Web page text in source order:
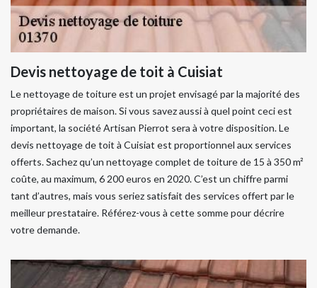
Devis nettoyage de toit à Cuisiat
Le nettoyage de toiture est un projet envisagé par la majorité des
propriétaires de maison. Si vous savez aussi à quel point ceci est
important, la société Artisan Pierrot sera à votre disposition. Le
devis nettoyage de toit à Cuisiat est proportionnel aux services
offerts. Sachez qu’un nettoyage complet de toiture de 15 à 350 m²
coûte, au maximum, 6 200 euros en 2020. C’est un chiffre parmi
tant d’autres, mais vous seriez satisfait des services offert par le
meilleur prestataire. Référez-vous à cette somme pour décrire
votre demande.